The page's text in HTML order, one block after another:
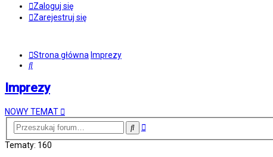
Zaloguj się
Zarejestruj się
Strona główna Imprezy
Szukaj
Imprezy
NOWY TEMAT
SzukajWyszukiwanie
Tematy: 160